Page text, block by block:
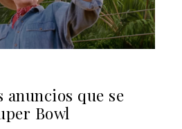
anuncios que se
Bowl